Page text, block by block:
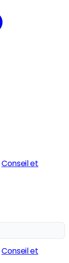
Conseil et
Conseil et